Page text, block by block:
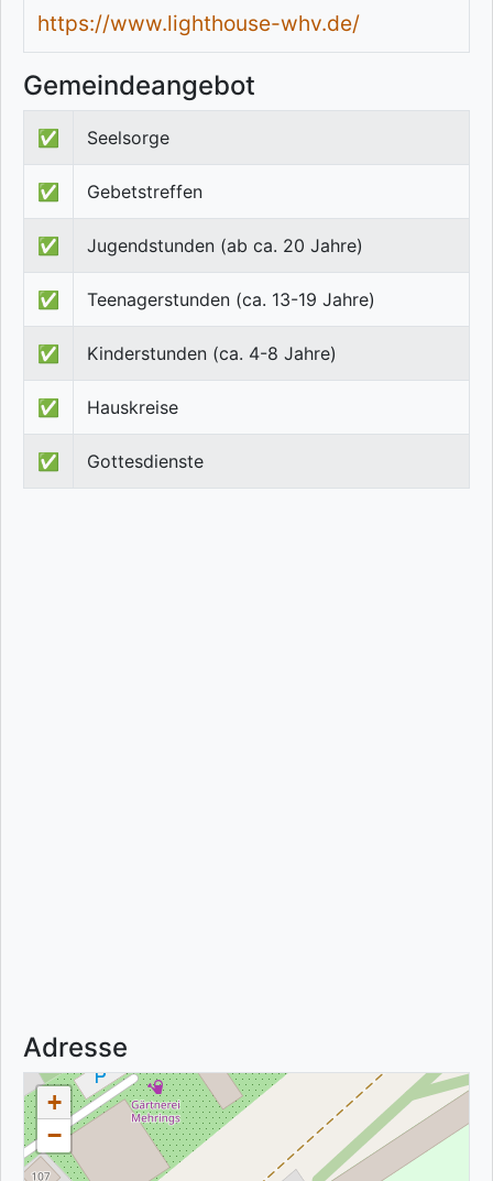
https://www.lighthouse-whv.de/
Gemeindeangebot
✅ Seelsorge
✅ Gebetstreffen
✅ Jugendstunden (ab ca. 20 Jahre)
✅ Teenagerstunden (ca. 13-19 Jahre)
✅ Kinderstunden (ca. 4-8 Jahre)
✅ Hauskreise
✅ Gottesdienste
Adresse
+
−